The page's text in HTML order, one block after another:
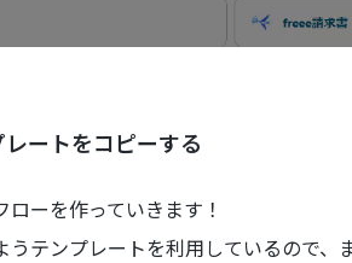
ートをコピーする
ーを作っていきます！
うテンプレートを利用しているので、